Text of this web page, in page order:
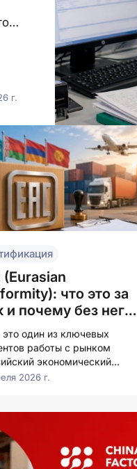
г.
что это за
и почему без него
не выйдет на
один из ключевых
работы с рынком
экономический
2026 г.